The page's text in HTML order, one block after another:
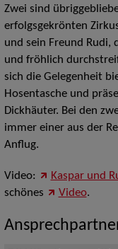
Zwei sind
erfolgsgekrönten
und sein Freund Rudi,
und fröhlich
sich die Gelegenheit
Hosentasche und
Dickhäuter. Bei den
immer einer aus der
Anflug.
Video: Kaspar und
schönes
Video.